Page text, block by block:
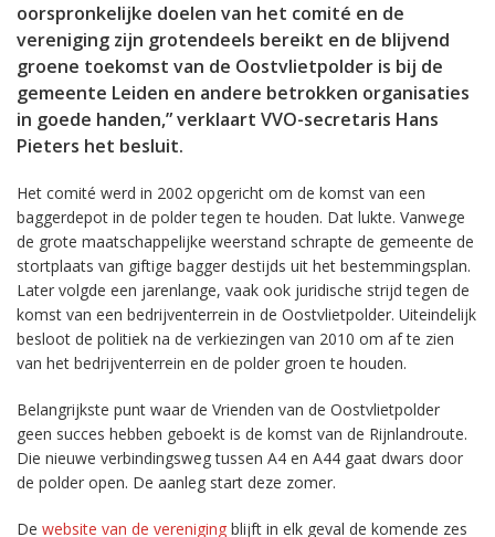
oorspronkelijke doelen van het comité en de
vereniging zijn grotendeels bereikt en de blijvend
groene toekomst van de Oostvlietpolder is bij de
gemeente Leiden en andere betrokken organisaties
in goede handen,” verklaart VVO-secretaris Hans
Pieters het besluit.
Het comité werd in 2002 opgericht om de komst van een
baggerdepot in de polder tegen te houden. Dat lukte. Vanwege
de grote maatschappelijke weerstand schrapte de gemeente de
stortplaats van giftige bagger destijds uit het bestemmingsplan.
Later volgde een jarenlange, vaak ook juridische strijd tegen de
komst van een bedrijventerrein in de Oostvlietpolder. Uiteindelijk
besloot de politiek na de verkiezingen van 2010 om af te zien
van het bedrijventerrein en de polder groen te houden.
Belangrijkste punt waar de Vrienden van de Oostvlietpolder
geen succes hebben geboekt is de komst van de Rijnlandroute.
Die nieuwe verbindingsweg tussen A4 en A44 gaat dwars door
de polder open. De aanleg start deze zomer.
De website van de vereniging blijft in elk geval de komende zes